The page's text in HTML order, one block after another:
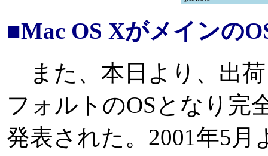
■Mac OS Xがメインの
また、本日より、出荷
フォルトのOSとなり完
発表された。2001年5月